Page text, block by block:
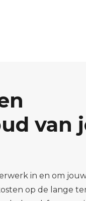
van
in en om
op de lange